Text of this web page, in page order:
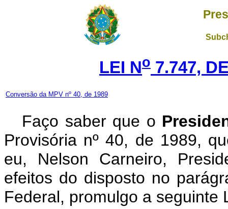
LEI No 7.747,
Conversão da MPV nº 40, de 1989
Faço saber que o
Provisória nº 40, de 1989,
eu, Nelson Carneiro,
efeitos do disposto no
Federal, promulgo a seguinte